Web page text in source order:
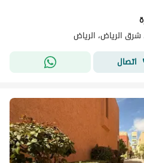
الرياض، الرياض
اتصال